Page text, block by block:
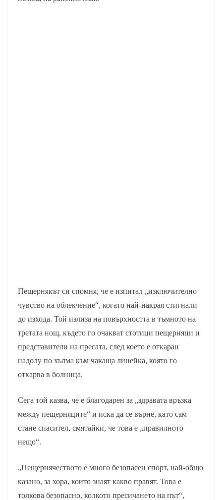
Пещернякът си спомня, че е изпитал „изключително
чувство на облекчение“, когато най-накрая стигнали
до изхода. Той излиза на повърхността в тъмното на
третата нощ, където го очакват стотици пещерняци и
представители на пресата, след което е откаран
надолу по хълма към чакаща линейка, която го
откарва в болница.
Сега той казва, че е благодарен за „здравата връзка
между пещерняците“ и иска да се върне, като сам
стане спасител, смятайки, че това е „правилното
нещо“.
„Пещернячеството е много безопасен спорт, най-общо
казано, за хора, които знаят какво правят. Това е
толкова безопасно, колкото пресичането на път“,